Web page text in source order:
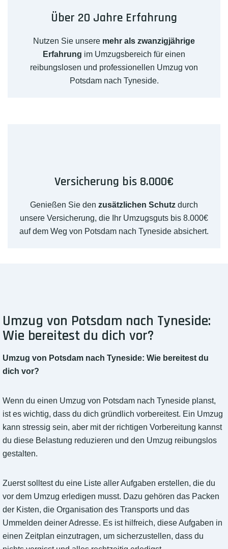
Über 20 Jahre Erfahrung
Nutzen Sie unsere mehr als zwanzigjährige
Erfahrung im Umzugsbereich für einen
reibungslosen und professionellen Umzug von
Potsdam nach Tyneside.
Versicherung bis 8.000€
Genießen Sie den zusätzlichen Schutz durch
unsere Versicherung, die Ihr Umzugsguts bis 8.000€
auf dem Weg von Potsdam nach Tyneside absichert.
Umzug von Potsdam nach Tyneside:
Wie bereitest du dich vor?
Umzug von Potsdam nach Tyneside: Wie bereitest du
dich vor?
Wenn du einen Umzug von Potsdam nach Tyneside planst,
ist es wichtig, dass du dich gründlich vorbereitest. Ein Umzug
kann stressig sein, aber mit der richtigen Vorbereitung kannst
du diese Belastung reduzieren und den Umzug reibungslos
gestalten.
Zuerst solltest du eine Liste aller Aufgaben erstellen, die du
vor dem Umzug erledigen musst. Dazu gehören das Packen
der Kisten, die Organisation des Transports und das
Ummelden deiner Adresse. Es ist hilfreich, diese Aufgaben in
einen Zeitplan einzutragen, um sicherzustellen, dass du